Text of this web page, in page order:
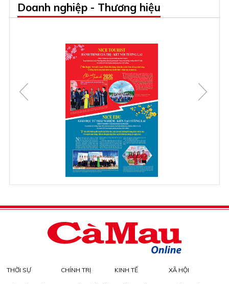
Doanh nghiệp - Thương hiệu
THỜI SỰ CHÍNH TRỊ KINH TẾ XÃ HỘI